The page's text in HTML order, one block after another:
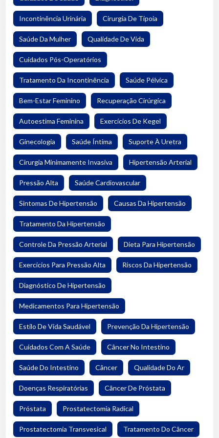
Incontinência Urinária Cirurgia De Tipoia
Saúde Da Mulher Qualidade De Vida
Cuidados Pós-Operatórios
Tratamento Da Incontinência Saúde Pélvica
Bem-Estar Feminino Recuperação Cirúrgica
Autoestima Feminina Exercícios De Kegel
Ginecologia Saúde Íntima Suporte À Uretra
Cirurgia Minimamente Invasiva Hipertensão Arterial
Pressão Alta Saúde Cardiovascular
Sintomas De Hipertensão Causas Da Hipertensão
Tratamento Da Hipertensão
Controle Da Pressão Arterial Dieta Para Hipertensão
Exercícios Para Pressão Alta Riscos Da Hipertensão
Diagnóstico De Hipertensão
Medicamentos Para Hipertensão
Estilo De Vida Saudável Prevenção Da Hipertensão
Cuidados Com A Saúde Câncer No Intestino
Saúde Do Intestino Câncer Qualidade Do Ar
Doenças Respiratórias Câncer De Próstata
Próstata Prostatectomia Radical
Prostatectomia Transvesical Tratamento Do Câncer